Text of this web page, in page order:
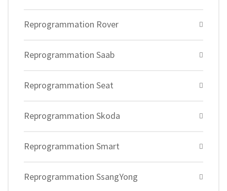
Reprogrammation Rover
Reprogrammation Saab
Reprogrammation Seat
Reprogrammation Skoda
Reprogrammation Smart
Reprogrammation SsangYong